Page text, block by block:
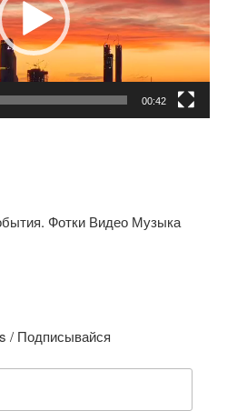
00:42
Фотки Видео Музыка
/ Подписывайся